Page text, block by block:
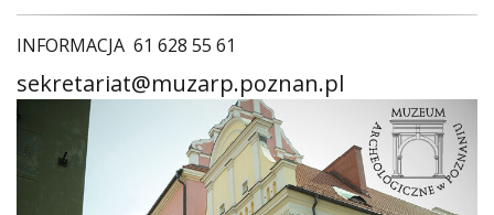
INFORMACJA 61 628 55 61
sekretariat@muzarp.poznan.pl